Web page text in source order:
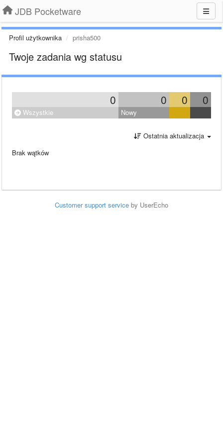
JDB Pocketware
Profil użytkownika prisha500
Twoje zadania wg statusu
0 0 0 0
Wszystkie Nowy
Ostatnia aktualizacja
Brak wątków
Customer support service by UserEcho